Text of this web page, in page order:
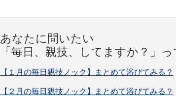
あなたに問いたい
「毎日、親技、してますか？」
【１月の毎日親技ノック】まとめて浴びてみる？
【２月の毎日親技ノック】まとめて浴びてみる？